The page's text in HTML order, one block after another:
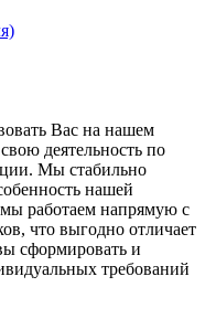
Вас на нашем
деятельность по
Мы стабильно
нашей
мы работаем напрямую с
что выгодно отличает
сформировать и
требований